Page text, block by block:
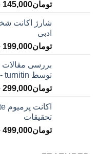
تومان145,000
ادبی
تومان199,000
توسط turnitin - بررسی میزان هوش مصنوعی مقاله
تومان299,000
تحقیقات
تومان499,000